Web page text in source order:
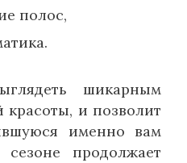
полос,
шикарным
и позволит
именно вам
продолжает